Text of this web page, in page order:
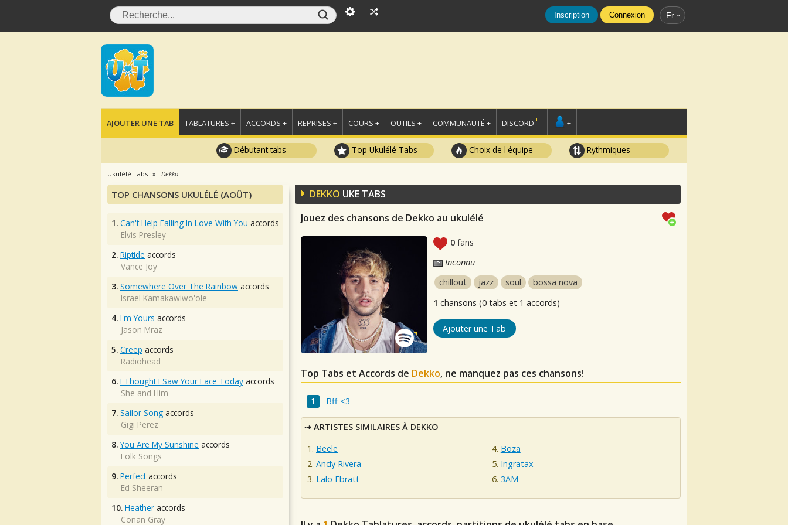
Inscription Connexion Fr
AJOUTER UNE TAB TABLATURES + ACCORDS + REPRISES + COURS + OUTILS + COMMUNAUTÉ + DISCORD +
Débutant tabs Top Ukulélé Tabs Choix de l'équipe Rythmiques
Ukulélé Tabs Dekko
DEKKO UKE TABS
Jouez des chansons de Dekko au ukulélé
0 fans
Inconnu
chillout
jazz soul
bossa nova
1 chansons (0 tabs et 1 accords)
Ajouter une Tab
Top Tabs et Accords de Dekko, ne manquez pas ces chansons!
Bff <3
ARTISTES SIMILAIRES À DEKKO
Beele
Andy Rivera
Lalo Ebratt
Boza
Ingratax
3AM
TOP CHANSONS UKULÉLÉ (AOÛT)
1. Can't Help Falling In Love With You accords
Elvis Presley
2. Riptide accords
Vance Joy
3. Somewhere Over The Rainbow accords
Israel Kamakawiwo'ole
4. I'm Yours accords
Jason Mraz
5. Creep accords
Radiohead
6. I Thought I Saw Your Face Today accords
She and Him
7. Sailor Song accords
Gigi Perez
8. You Are My Sunshine accords
Folk Songs
9. Perfectaccords
Ed Sheeran
10. Heather accords
Conan Gray